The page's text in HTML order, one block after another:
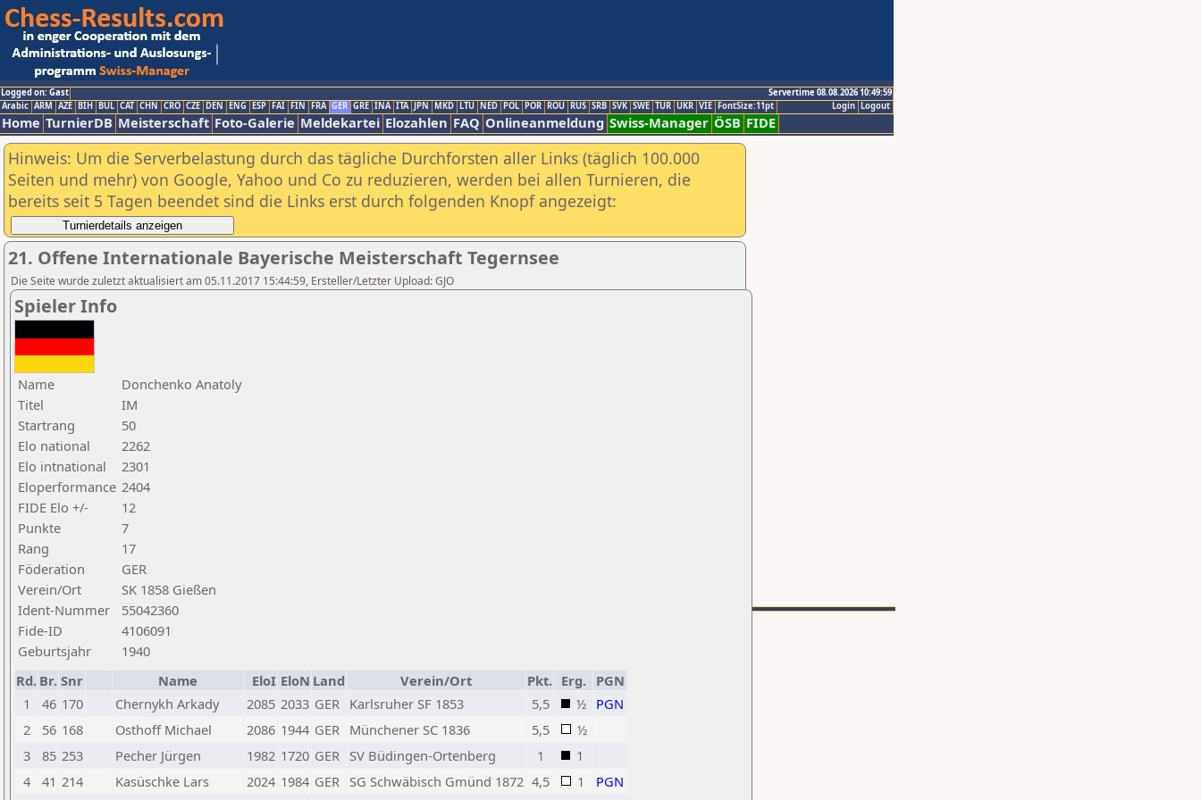
Logged on: Gast
Servertime 08.08.2026 10:49:59
Logout
Login
Arabic ARM AZE BIH BUL CAT CHN CRO CZE DEN ENG ESP FAI FIN FRA GER GRE INA ITA JPN MKD LTU NED POL POR ROU RUS SRB SVK SWE TUR UKR VIE FontSize:11pt
Home TurnierDB Meisterschaft Foto-Galerie Meldekartei Elozahlen FAQ Onlineanmeldung Swiss-Manager ÖSB FIDE
Hinweis: Um die Serverbelastung durch das tägliche Durchforsten aller Links (täglich 100.000
Seiten und mehr) von Google, Yahoo und Co zu reduzieren, werden bei allen Turnieren, die
bereits seit 5 Tagen beendet sind die Links erst durch folgenden Knopf angezeigt:
21. Offene Internationale Bayerische Meisterschaft Tegernsee
Die Seite wurde zuletzt aktualisiert am 05.11.2017 15:44:59, Ersteller/Letzter Upload: GJO
Spieler Info
Name
Donchenko Anatoly
Titel
IM
Startrang
50
Elo national
2262
Elo intnational
2301
Eloperformance 2404
FIDE Elo +/-
12
Punkte
7
Rang
17
Föderation
GER
Verein/Ort
SK 1858 Gießen
Ident-Nummer
55042360
Fide-ID
4106091
Geburtsjahr
1940
Rd. Br. Snr Name EloI EloN Land Verein/Ort Pkt. Erg.
PGN
1
46 170 Chernykh Arkady 2085 2033 GER Karlsruher SF 1853 5,5 ½ PGN
2
56 168 Osthoff Michael 2086 1944 GER Münchener SC 1836 5,5
½
3
85 253 Pecher Jürgen 1982 1720 GER SV Büdingen-Ortenberg 1
1
4
41 214 Kasüschke Lars 2024 1984 GER SG Schwäbisch Gmünd 1872 4,5 1
PGN